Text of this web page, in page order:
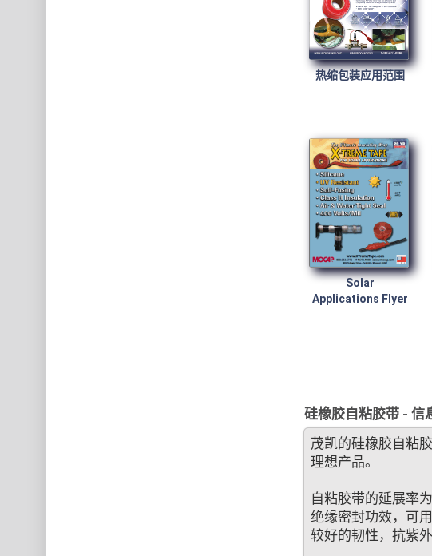
热缩包装应用范围
Solar
Applications Flyer
硅橡胶自粘胶带 - 信
茂凯的硅橡胶自粘
理想产品。
自粘胶带的延展率
绝缘密封功效，可
较好的韧性，抗紫